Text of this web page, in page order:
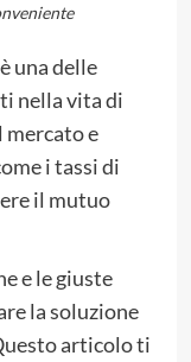
una delle
nella vita di
mercato e
i tassi di
il mutuo
e le giuste
la soluzione
articolo ti